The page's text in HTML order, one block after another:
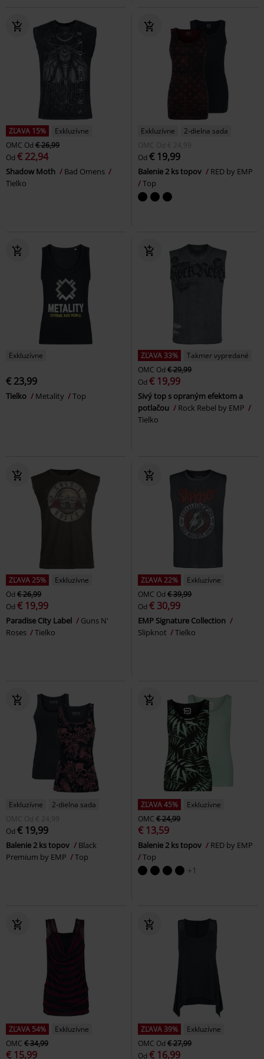
ZĽAVA 15%
Exkluzívne
OMC Od € 26,99
Od € 22,94
Shadow Moth
Bad Omens
Tielko
Exkluzívne
2-dielna sada
OMC Od € 24,99
Od € 19,99
Balenie 2 ks topov
RED by EMP
Top
Exkluzívne
€ 23,99
Tielko Metality Top
ZĽAVA 33%
Takmer vypredané
OMC Od € 29,99
Od € 19,99
Sivý top s opraným efektom a
potlačou
Rock Rebel by EMP
Tielko
ZĽAVA 25%
Exkluzívne
Od € 26,99
Od € 19,99
Paradise City Label
Guns N'
Roses
Tielko
ZĽAVA 22%
Exkluzívne
OMC Od € 39,99
Od € 30,99
EMP Signature Collection
Slipknot
Tielko
Exkluzívne
2-dielna sada
OMC Od € 24,99
Od € 19,99
Balenie 2 ks topov
Black
Premium by EMP
Top
ZĽAVA 45%
Exkluzívne
OMC € 24,99
€ 13,59
Balenie 2 ks topov
RED by EMP
Top
+1
ZĽAVA 54%
Exkluzívne
OMC € 34,99
€ 15,99
ZĽAVA 39%
Exkluzívne
OMC Od € 27,99
Od € 16,99